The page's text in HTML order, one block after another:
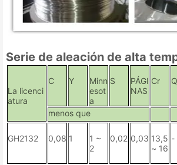
Serie de aleación de alta
La licenci
atura
C Y
Minn
esot
a
S
PÁGI
NAS
Cr
menos que
GH2132 0,08 1
1 ~
2
0,02 0,03 13,5
~ 16
-